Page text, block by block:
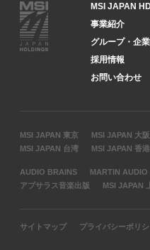
MSI JAPAN
事業紹介
グループ・企
採用情報
お問い合わせ
MSI JAPAN 東京 MSI JAPAN 大阪
MSI JAPAN 台湾
MSI JAPAN 香港
AUDIO BRAINS MARTIN AUDIO
アプサラス音楽出版
MSI JAPAN
サイトマップ プライバシーポリシ